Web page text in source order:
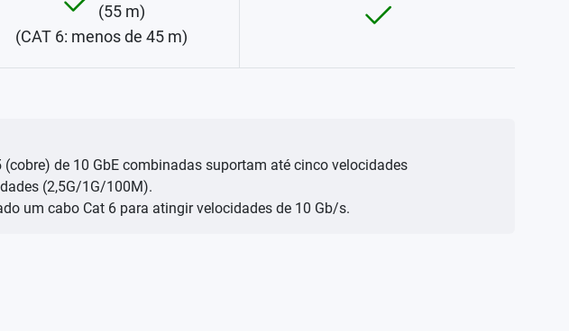
(55 m)
(CAT 6: menos de 45 m)
de 10 GbE combinadas suportam até cinco velocidades
(2,5G/1G/100M).
um cabo Cat 6 para atingir velocidades de 10 Gb/s.